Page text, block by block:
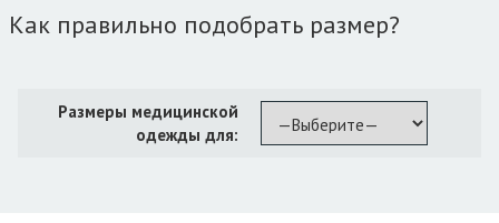
Как правильно подобрать размер?
Размеры медицинской
одежды для: